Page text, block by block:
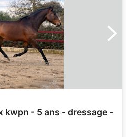
kwpn - 5 ans - dressage -